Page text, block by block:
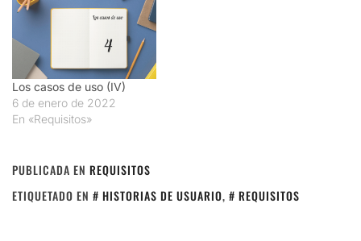
Los casos de uso (IV)
6 de enero de 2022
En «Requisitos»
PUBLICADA EN REQUISITOS
ETIQUETADO EN
HISTORIAS DE USUARIO, REQUISITOS